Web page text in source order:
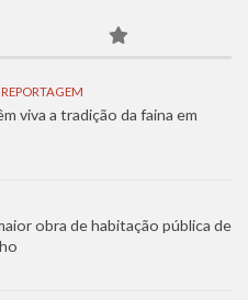
REPORTAGEM
viva a tradição da faina em
obra de habitação pública de